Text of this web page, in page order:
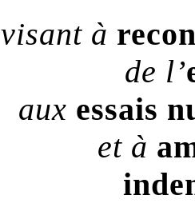
visant à
de l’
aux essais
et à